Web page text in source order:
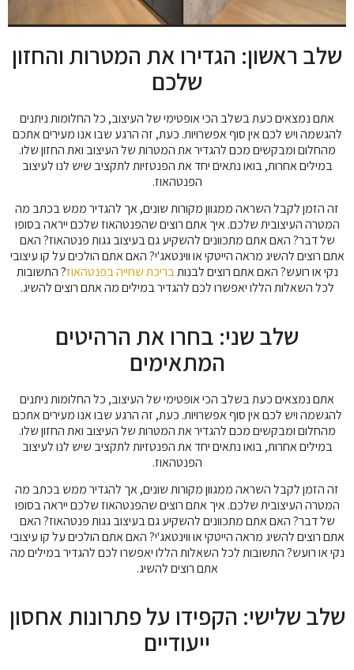
שלב ראשון: הגדירו את המטרות והחזון
שלכם
אתם נמצאים כעת בשלב הכי אופטימי של העיצוב, כל החלומות ניתנים
להגשמה ויש לכם אין סוף אפשרויות. כעת, זה הרגע שבו אנו מעירים אתכם
מהחלום ומבקשים מכם להגדיר את המטרות של העיצוב ואת החזון שלו.
במילים אחרות, בואו נתאים יחד את הפנטזיות לתקציב שיש לנו לעיצוב
הפנטהאוז.
זה הזמן לקבל השראה ממגוון מקורות שונים, אך להגדיר ממש בכתב מה
המטרה העיצובית שלכם. איך אתם רוצים שהפנטהאוז שלכם ייראה בסופו
של דבר? האם אתם מתכוונים להשקיע גם בעיצוב גגות פנטהאוז? האם
אתם רוצים להשיג מראה הייטקי או ווינטאג'י? האם אתם הולכים על קו עיצובי
נקי או רועש? האם אתם רוצים לבנותבריכת שחייה בפנטהאוז? התשובות
לכל השאלות הללו יאפשרו לכם להגדיר במילים מה אתם רוצים להשיג.
שלב שני: בחרו את הרהיטים
המתאימים
אתם נמצאים כעת בשלב הכי אופטימי של העיצוב, כל החלומות ניתנים
להגשמה ויש לכם אין סוף אפשרויות. כעת, זה הרגע שבו אנו מעירים אתכם
מהחלום ומבקשים מכם להגדיר את המטרות של העיצוב ואת החזון שלו.
במילים אחרות, בואו נתאים יחד את הפנטזיות לתקציב שיש לנו לעיצוב
הפנטהאוז.
זה הזמן לקבל השראה ממגוון מקורות שונים, אך להגדיר ממש בכתב מה
המטרה העיצובית שלכם. איך אתם רוצים שהפנטהאוז שלכם ייראה בסופו
של דבר? האם אתם מתכוונים להשקיע גם בעיצוב גגות פנטהאוז? האם
אתם רוצים להשיג מראה הייטקי או ווינטאג'י? האם אתם הולכים על קו עיצובי
נקי או רועש? התשובות לכל השאלות הללו יאפשרו לכם להגדיר במילים מה
אתם רוצים להשיג.
שלב שלישי: הקפידו על פתרונות אחסון
ייעודיים